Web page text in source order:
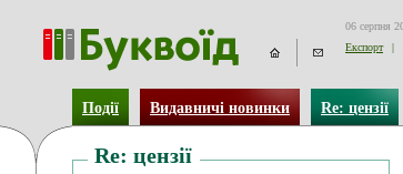
06 серпня
Експорт
|
Події Видавничі новинки Re: цензії
Re: цензії